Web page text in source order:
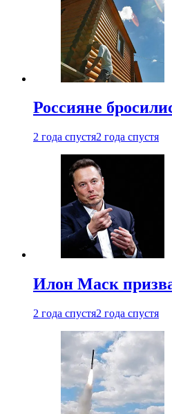
Россияне
2 года спустя2 года спустя
Илон Маск
2 года спустя2 года спустя